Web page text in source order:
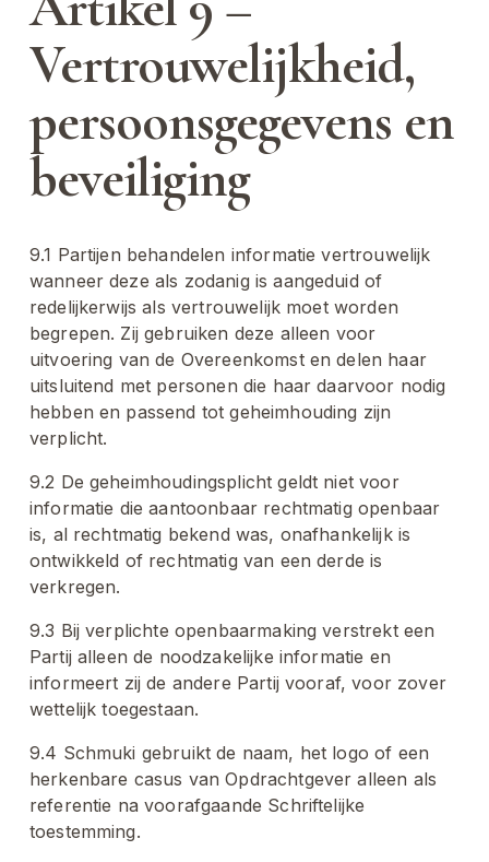
Vertrouwelijkheid,
persoonsgegevens en
beveiliging
9.1 Partijen behandelen informatie vertrouwelijk
wanneer deze als zodanig is aangeduid of
redelijkerwijs als vertrouwelijk moet worden
begrepen. Zij gebruiken deze alleen voor
uitvoering van de Overeenkomst en delen haar
uitsluitend met personen die haar daarvoor nodig
hebben en passend tot geheimhouding zijn
verplicht.
9.2 De geheimhoudingsplicht geldt niet voor
informatie die aantoonbaar rechtmatig openbaar
is, al rechtmatig bekend was, onafhankelijk is
ontwikkeld of rechtmatig van een derde is
verkregen.
9.3 Bij verplichte openbaarmaking verstrekt een
Partij alleen de noodzakelijke informatie en
informeert zij de andere Partij vooraf, voor zover
wettelijk toegestaan.
9.4 Schmuki gebruikt de naam, het logo of een
herkenbare casus van Opdrachtgever alleen als
referentie na voorafgaande Schriftelijke
toestemming.